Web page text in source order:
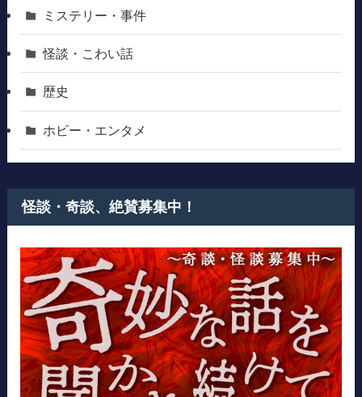
ミステリー・事件
怪談・こわい話
歴史
ホビー・エンタメ
怪談・奇談、絶賛募集中！